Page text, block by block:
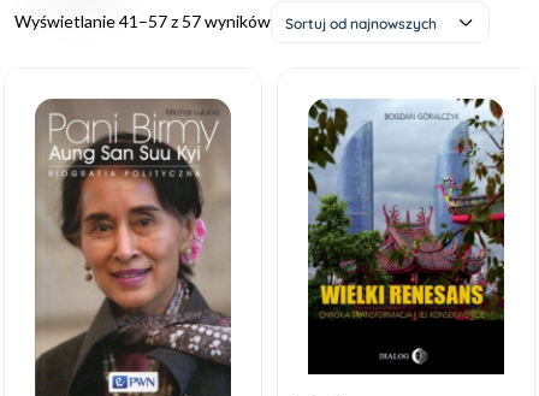
Wyświetlanie 41–57 z 57 wyników Sortuj od najnowszych